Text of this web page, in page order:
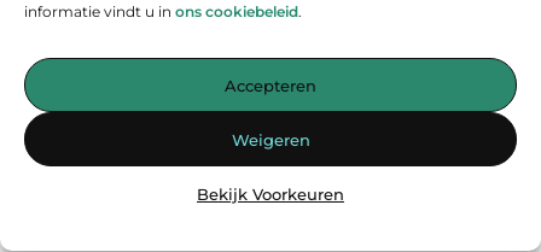
informatie vindt u in ons cookiebeleid.
Accepteren
Weigeren
Bekijk Voorkeuren
Jouw bron voor inspirerende blogs en waardevolle inzichten
— Laat je inspireren door verhelderende verhalen, praktische tips
Begin vandaag nog met ontdekken op